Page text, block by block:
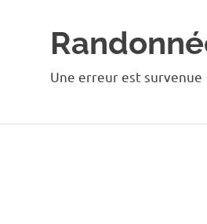
Une erreur est survenue